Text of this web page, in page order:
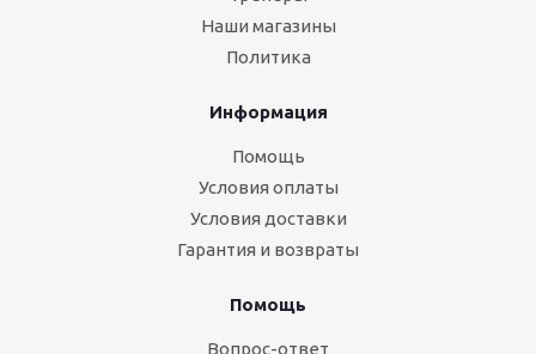
Наши магазины
Политика
Информация
Помощь
Условия оплаты
Условия доставки
Гарантия и возвраты
Помощь
Вопрос-ответ